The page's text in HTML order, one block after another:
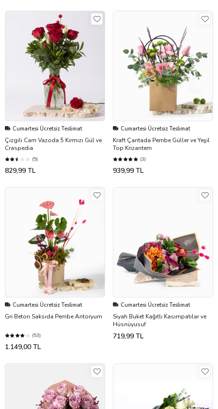
Cumartesi Ücretsiz Teslimat
Çizgili Cam Vazoda 5 Kırmızı Gül ve
Craspedia
(5)
829,99 TL
Cumartesi Ücretsiz Teslimat
Kraft Çantada Pembe Güller ve Yeşil
Top Krizantem
(3)
939,99 TL
Cumartesi Ücretsiz Teslimat
Gri Beton Saksıda Pembe Antoryum
(53)
1.149,00 TL
Cumartesi Ücretsiz Teslimat
Siyah Buket Kağıtlı Kasımpatılar ve
Hüsnüyusuf
719,99 TL